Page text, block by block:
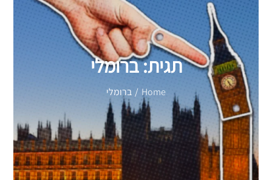
תגית:ברומלי
Home ברומלי